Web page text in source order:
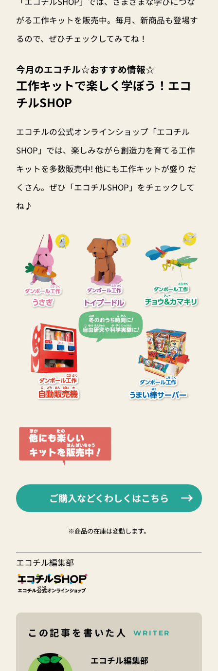
がる工作キットを販売中。毎月、新商品も登場す
るので、ぜひチェックしてみてね！
今月のエコチル☆おすすめ情報☆
工作キットで楽しく学ぼう！エコ
チルSHOP
エコチルの公式オンラインショップ「エコチル
SHOP」では、楽しみながら創造力を育てる工作
キットを多数販売中! 他にも工作キットが盛り だ
くさん。ぜひ「エコチルSHOP」をチェックして
ね♪
ご購入などくわしくはこちら
※商品の在庫は変動します。
エコチル編集部
この記事を書いた人 WRITER
エコチル編集部